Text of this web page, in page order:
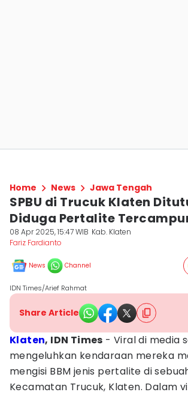
Home News Jawa Tengah
SPBU di Trucuk Klaten
Diduga Pertalite
08 Apr 2025, 15:47 WIB Kab. Klaten
Fariz Fardianto
News Channel
IDN Times/Arief Rahmat
Share Article
Klaten, IDN Times - Viral di media
mengeluhkan kendaraan mereka
mengisi BBM jenis pertalite di
Kecamatan Trucuk, Klaten. Dalam